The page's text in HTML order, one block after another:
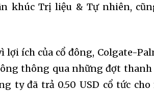
khúc Trị liệu & Tự nhiên,
lợi ích của cổ đông, Colgate-
thông qua những đợt thanh
ty đã trả 0.50 USD cổ tức